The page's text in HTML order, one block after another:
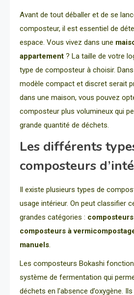
Avant de tout déballer et de se
composteur, il est essentiel de
espace. Vous vivez dans une
appartement ? La taille de votre
type de composteur à choisir.
modèle compact et discret serait
dans une maison, vous pouvez
composteur plus volumineux qui
grande quantité de déchets.
Les différents
composteurs
Il existe plusieurs types de
usage intérieur. On peut classifier
grandes catégories :
composteurs à
manuels.
Les composteurs Bokashi
système de fermentation qui
déchets en l’absence d’oxygène.